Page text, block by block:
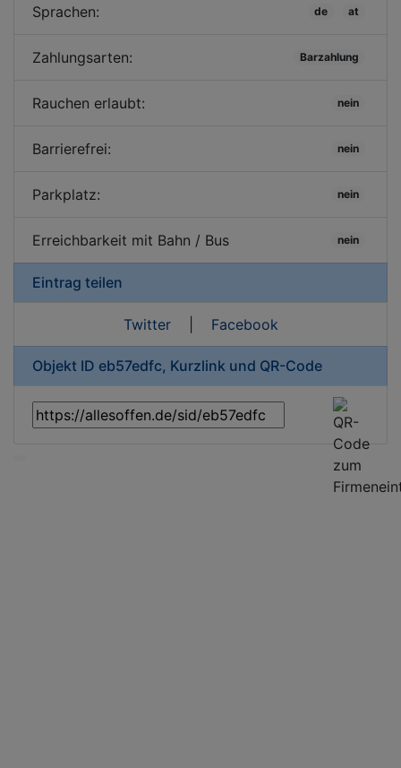
Sprachen: de at
Zahlungsarten: Barzahlung
Rauchen erlaubt: nein
Barrierefrei: nein
Parkplatz: nein
Erreichbarkeit mit Bahn / Bus nein
Eintrag teilen
Twitter| Facebook
Objekt ID eb57edfc, Kurzlink und QR-Code